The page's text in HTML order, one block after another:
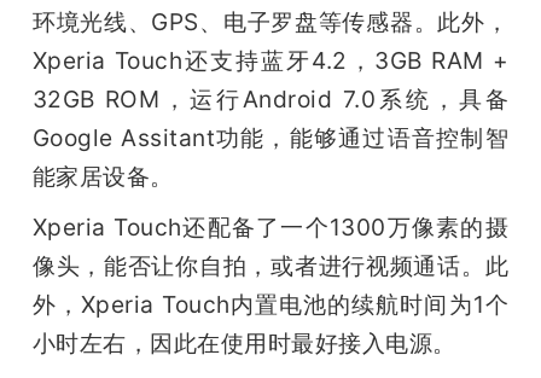
环境光线、GPS、电子罗盘等传感器。此外，
Xperia Touch还支持蓝牙4.2，3GB RAM +
32GB ROM，运行Android 7.0系统，具备
Google Assitant功能，能够通过语音控制智
能家居设备。
Xperia Touch还配备了一个1300万像素的摄
像头，能否让你自拍，或者进行视频通话。此
外，Xperia Touch内置电池的续航时间为1个
小时左右，因此在使用时最好接入电源。